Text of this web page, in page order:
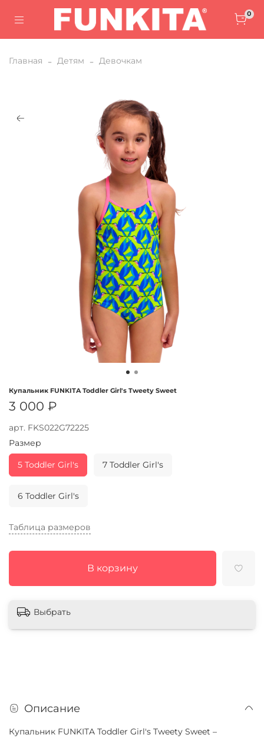
0
Главная Детям Девочкам
арт. FKS022G72225
Купальник FUNKITA Toddler Girl's Tweety Sweet
3 000 ₽
Таблица размеров
В корзину
Размер
5 Toddler Girl's 7 Toddler Girl's
6 Toddler Girl's
Выбрать
Описание
Купальник FUNKITA Toddler Girl's Tweety Sweet –